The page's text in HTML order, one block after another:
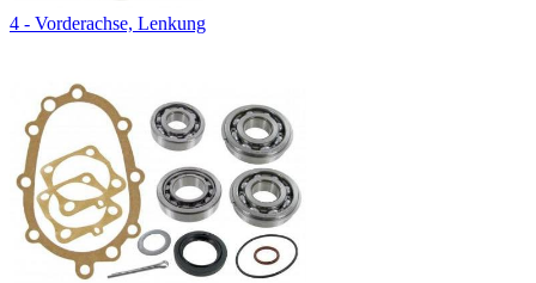
4 - Vorderachse, Lenkung